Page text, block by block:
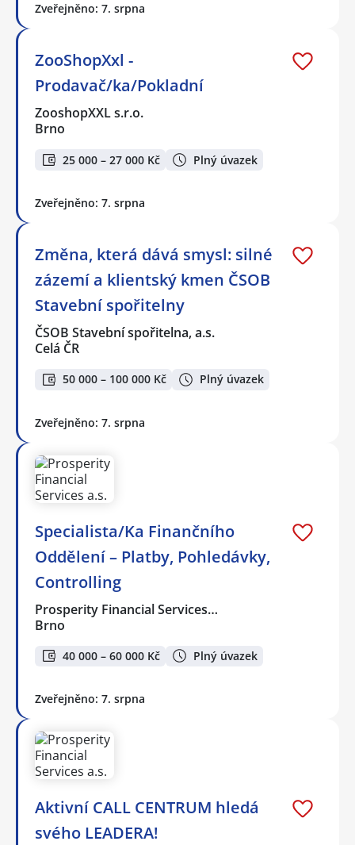
Zveřejněno: 7. srpna
ZooShopXxl -
Prodavač/ka/Pokladní
ZooshopXXL s.r.o.
Brno
25 000 – 27 000 Kč Plný úvazek
Zveřejněno: 7. srpna
Změna, která dává smysl: silné
zázemí a klientský kmen ČSOB
Stavební spořitelny
ČSOB Stavební spořitelna, a.s.
Celá ČR
50 000 – 100 000 Kč Plný úvazek
Zveřejněno: 7. srpna
Specialista/Ka Finančního
Oddělení – Platby, Pohledávky,
Controlling
Prosperity Financial Services…
Brno
40 000 – 60 000 Kč Plný úvazek
Zveřejněno: 7. srpna
Aktivní CALL CENTRUM hledá
svého LEADERA!